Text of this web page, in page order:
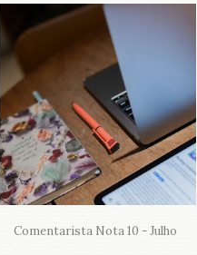
Comentarista Nota 10 - Julho